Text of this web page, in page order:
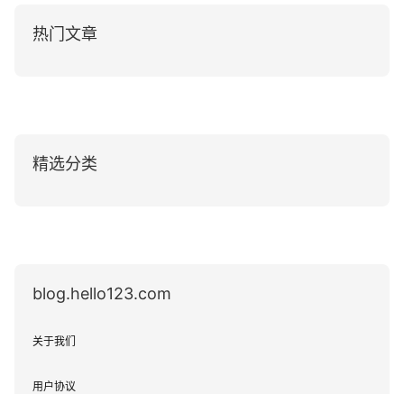
热门文章
精选分类
blog.hello123.com
关于我们
用户协议